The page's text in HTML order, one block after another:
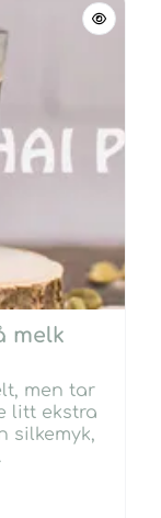
melk
men tar
litt ekstra
silkemyk,